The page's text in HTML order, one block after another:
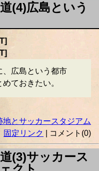
(4)広島という
、広島という都市
ておきたい。
地とサッカースタジアム
固定リンク
| コメント(0)
(3)サッカース